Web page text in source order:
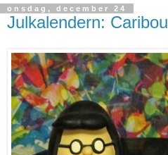
onsdag, december 24
Julkalendern: Caribou